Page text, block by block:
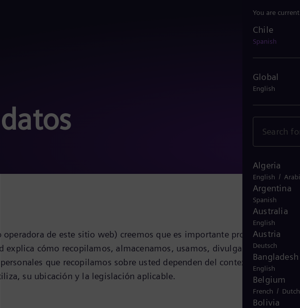
You are
Chile
Spanish
Global
English
Algeria
English /
Argentina
Spanish
Australia
English
Austria
Deutsch
Bangladesh
English
Belgium
French / Dutch
Bolivia
de este sitio web) creemos que es importante proteger la
explica cómo recopilamos, almacenamos, usamos, divulgamos y
que recopilamos sobre usted dependen del contexto de sus
su ubicación y la legislación aplicable.